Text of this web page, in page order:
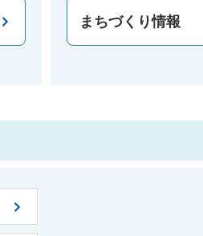
まちづくり情報